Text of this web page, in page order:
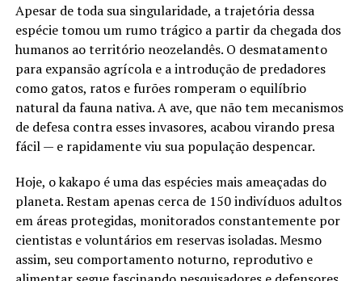
Apesar de toda sua singularidade, a trajetória dessa
espécie tomou um rumo trágico a partir da chegada dos
humanos ao território neozelandês. O desmatamento
para expansão agrícola e a introdução de predadores
como gatos, ratos e furões romperam o equilíbrio
natural da fauna nativa. A ave, que não tem mecanismos
de defesa contra esses invasores, acabou virando presa
fácil — e rapidamente viu sua população despencar.
Hoje, o kakapo é uma das espécies mais ameaçadas do
planeta. Restam apenas cerca de 150 indivíduos adultos
em áreas protegidas, monitorados constantemente por
cientistas e voluntários em reservas isoladas. Mesmo
assim, seu comportamento noturno, reprodutivo e